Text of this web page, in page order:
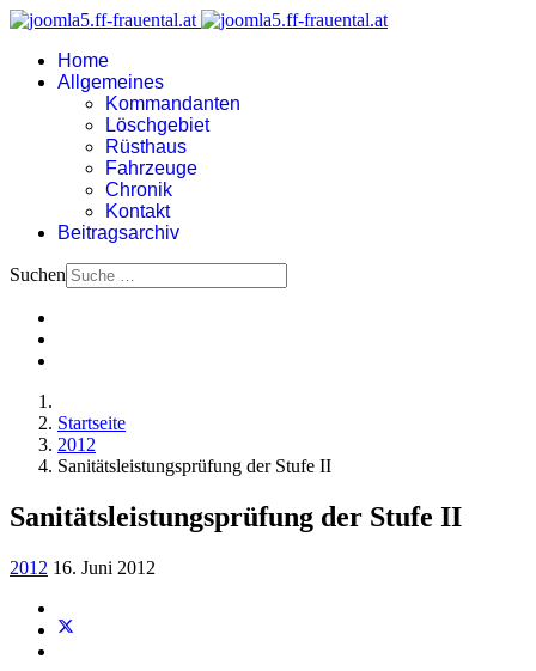
Home
Allgemeines
Kommandanten
Löschgebiet
Rüsthaus
Fahrzeuge
Chronik
Kontakt
Beitragsarchiv
Suchen
Startseite
2012
Sanitätsleistungsprüfung der Stufe II
Sanitätsleistungsprüfung der Stufe II
2012 16. Juni 2012